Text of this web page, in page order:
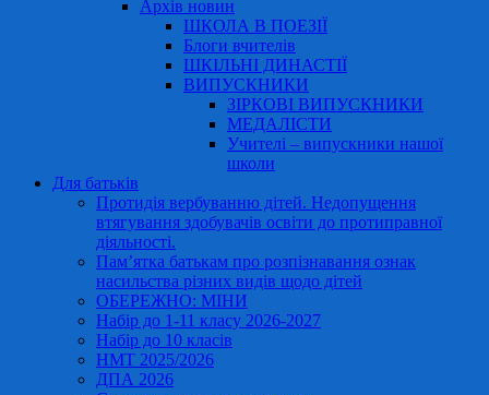
Архів новин
ШКОЛА В ПОЕЗІЇ
Блоги вчителів
ШКІЛЬНІ ДИНАСТІЇ
ВИПУСКНИКИ
ЗІРКОВІ ВИПУСКНИКИ
МЕДАЛІСТИ
Учителі – випускники нашої
школи
Для батьків
Протидія вербуванню дітей. Недопущення
втягування здобувачів освіти до протиправної
діяльності.
Пам’ятка батькам про розпізнавання ознак
насильства різних видів щодо дітей
ОБЕРЕЖНО: МІНИ
Набір до 1-11 класу 2026-2027
Набір до 10 класів
НМТ 2025/2026
ДПА 2026